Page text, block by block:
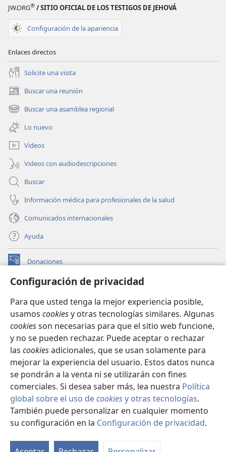
Configuración de privacidad
Para que usted tenga la mejor experiencia posible,
usamos cookiesy otras tecnologías similares. Algunas
cookiesson necesarias para que el sitio web funcione,
y no se pueden rechazar. Puede aceptar o rechazar
las cookiesadicionales, que se usan solamente para
mejorar la experiencia del usuario. Estos datos nunca
se pondrán a la venta ni se utilizarán con fines
comerciales. Si desea saber más, lea nuestra Política
global sobre el uso decookiesy otras tecnologías.
También puede personalizar en cualquier momento
su configuración en la Configuración de privacidad.
de 2025de 2025
JW.ORG® / SITIO OFICIAL DE LOS TESTIGOS DE JEHOVÁ
Configuración de la apariencia
Enlaces directos
Solicite una visita
Buscar una reunión
(abre
una
nueva
ventana)
Buscar una asamblea regional
(abre
una
nueva
ventana)
Lo nuevo
Videos
Videos con audiodescripciones
Buscar
Información médica para profesionales de la salud
Comunicados internacionales
Ayuda
Donaciones
(abre
nueva BIBLIOTECA EN LÍNEA Watchtower™
una
nueva
ventana)
JW Hub
(abre
una
nueva
ventana)
JW Library
Watchtower Library
Copyright© 2026 Watch Tower Bible and Tract Society of Pennsylvania.
CONDICIONES DE USO| POLÍTICA DE PRIVACIDAD
|
CONFIGURACIÓN DE PRIVACIDAD